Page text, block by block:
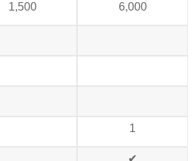
1,500 6,000
1
✔